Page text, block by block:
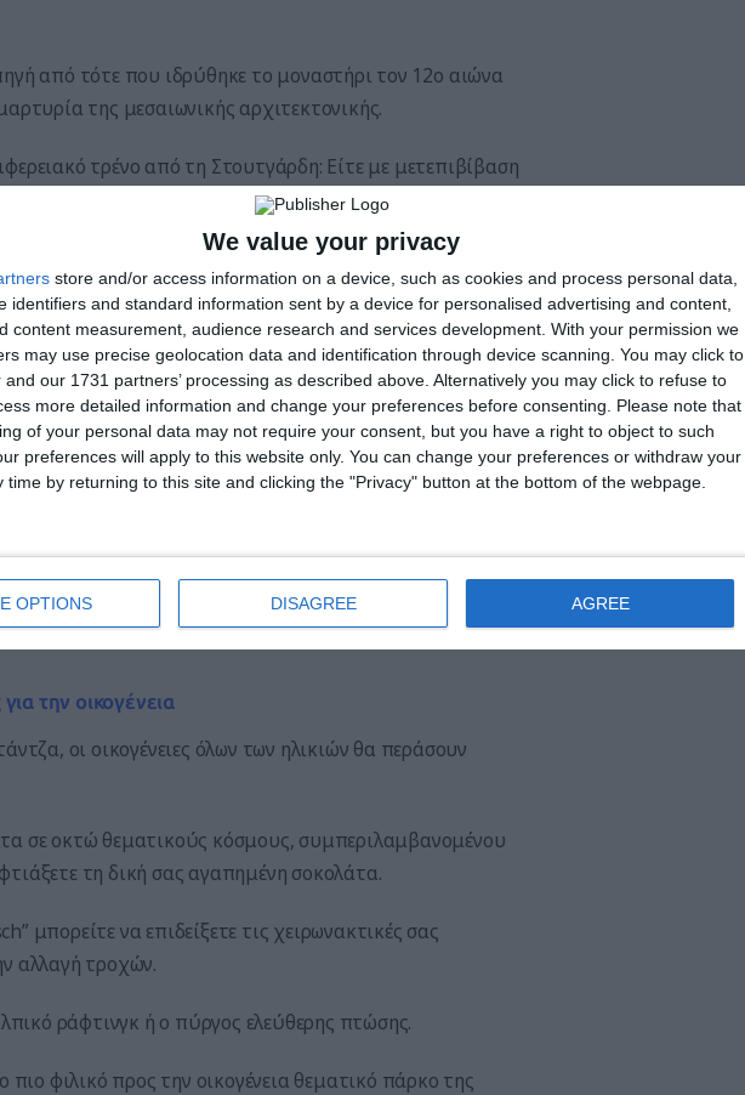
We value your privacy
store and/or access information on a device, such as cookies and process personal data,
identifiers and standard information sent by a device for personalised advertising and content,
content measurement, audience research and services development. With your permission we
may use precise geolocation data and identification through device scanning. You may click to
our 1731 partners’ processing as described above. Alternatively you may click to refuse to
more detailed information and change your preferences before consenting.
Please note that
of your personal data may not require your consent, but you have a right to object to such
preferences will apply to this website only. You can change your preferences or withdraw your
time by returning to this site and clicking the "Privacy" button at the bottom of the webpage.
OPTIONS DISAGREE AGREE
από τότε που ιδρύθηκε το μοναστήρι τον 12ο αιώνα
της μεσαιωνικής αρχιτεκτονικής.
τρένο από τη Στουτγάρδη: Είτε με μετεπιβίβαση
της Unesco: Μοναστήρι Maulbronn
τόσο κοντά; Πιστό σε αυτό το σύνθημα, ένα ταξίδι στο
πάντα τον κόπο.
τις πιο όμορφες- είναι προσβάσιμη από τη
επίσης συναρπαστικός και αξίζει πάντα μια επίσκεψη.
την οικογένεια
οι οικογένειες όλων των ηλικιών θα περάσουν
σε οκτώ θεματικούς κόσμους, συμπεριλαμβανομένου
τη δική σας αγαπημένη σοκολάτα.
μπορείτε να επιδείξετε τις χειρωνακτικές σας
αλλαγή τροχών.
ράφτινγκ ή ο πύργος ελεύθερης πτώσης.
φιλικό προς την οικογένεια θεματικό πάρκο της